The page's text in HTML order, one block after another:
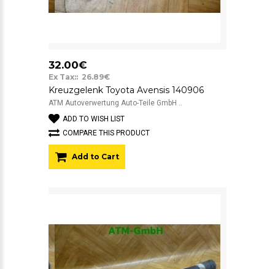
32.00€
Ex Tax:: 26.89€
Kreuzgelenk Toyota Avensis 140906
ATM Autoverwertung Auto-Teile GmbH ..
ADD TO WISH LIST
COMPARE THIS PRODUCT
Add to Cart